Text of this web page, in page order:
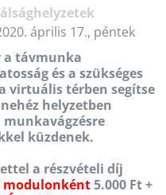
április 17., péntek
a távmunka
és a szükséges
virtuális térben segítse
helyzetben
küzdenek.
a részvételi díj
modulonként5.000 Ft +